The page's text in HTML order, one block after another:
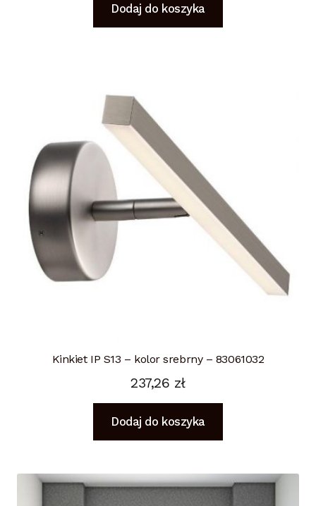
Dodaj do koszyka
Kinkiet IP S13 – kolor srebrny – 83061032
237,26 zł
Dodaj do koszyka